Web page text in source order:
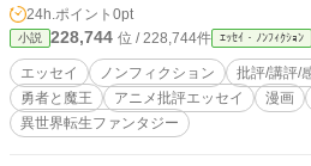
24h.ポイント 0pt
小説 228,744 位 / 228,744件 ｴｯｾｲ・ﾉﾝﾌｨｸｼｮﾝ
エッセイ ノンフィクション 批評/講評/
勇者と魔王
アニメ批評エッセイ 漫画
異世界転生ファンタジー